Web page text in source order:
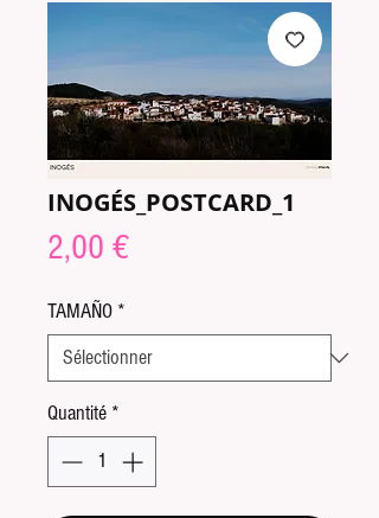
INOGÉS_POSTCARD_1
2,00 €Prix
TAMAÑO *
Quantité *